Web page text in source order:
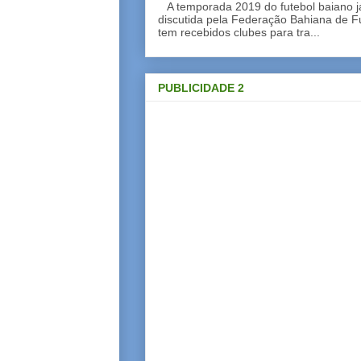
A temporada 2019 do futebol baiano
discutida pela Federação Bahiana de
tem recebidos clubes para tra...
PUBLICIDADE 2